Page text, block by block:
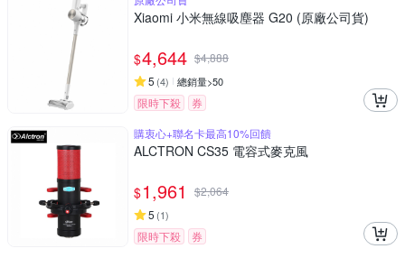
Xiaomi 小米無線吸塵器 G20 (原廠公司貨)
$4,644 $4,888
5 (4) 總銷量>50
限時下殺
券
購衷心+聯名卡最高10%回饋
ALCTRON CS35 電容式麥克風
$1,961 $2,064
5 (1)
限時下殺
券